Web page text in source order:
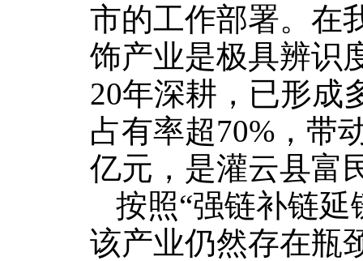
市的工作部署。在
饰产业是极具辨识
20年深耕，已形成
占有率超70%，带
亿元，是灌云县富
按照“强链补链延
该产业仍然存在瓶